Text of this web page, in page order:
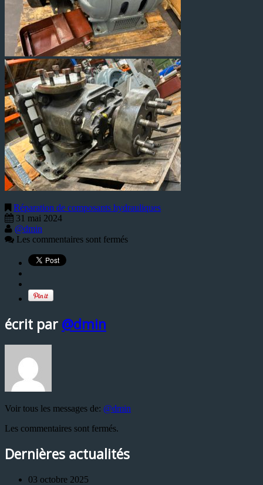
Réparation de composants hydrauliques
31 mai 2024
@dmin
Les commentaires sont fermés
écrit par @dmin
Voir tous les messages de: @dmin
Les commentaires sont fermés.
Dernières actualités
03 octobre 2025